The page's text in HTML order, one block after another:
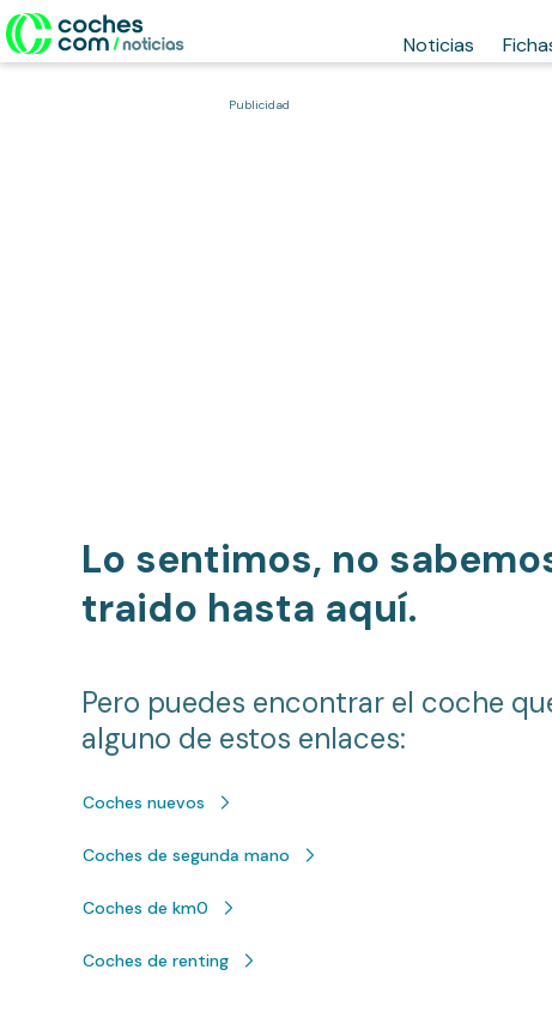
Noticias
Publicidad
Lo sentimos, no
traido hasta aquí.
Pero puedes encontrar el coche
alguno de estos enlaces:
Coches nuevos
Coches de segunda mano
Coches de km0
Coches de renting